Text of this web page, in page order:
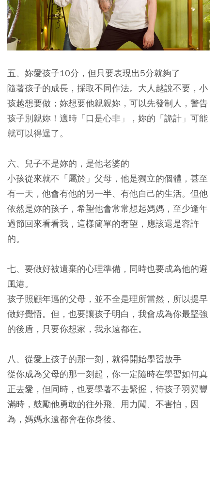
五、妳愛孩子10分，但只要表現出5分就夠了
隨著孩子的成長，採取不同作法。大人越說不要，小
孩越想要做；妳想要他親親妳，可以先發制人，警告
孩子別親妳！適時「口是心非」，妳的「詭計」可能
就可以得逞了。
六、兒子不是妳的，是他老婆的
小孩從來就不「屬於」父母，他是獨立的個體，甚至
有一天，他會有他的另一半、有他自己的生活。但他
依然是妳的孩子，希望他會常常想起媽媽，至少逢年
過節回來看看我，這樣簡單的奢望，應該還是容許
的。
七、要做好被遺棄的心理準備，同時也要成為他的避
風港。
孩子照顧年邁的父母，並不全是理所當然，所以提早
做好覺悟。但，也要讓孩子明白，我會成為你最堅強
的後盾，只要你想家，我永遠都在。
八、從愛上孩子的那一刻，就得開始學習放手
從你成為父母的那一刻起，你一定隨時在學習如何真
正去愛，但同時，也要學著不去緊握，待孩子羽翼豐
滿時，鼓勵他勇敢的往外飛、用力闖、不害怕，因
為，媽媽永遠都會在你身後。